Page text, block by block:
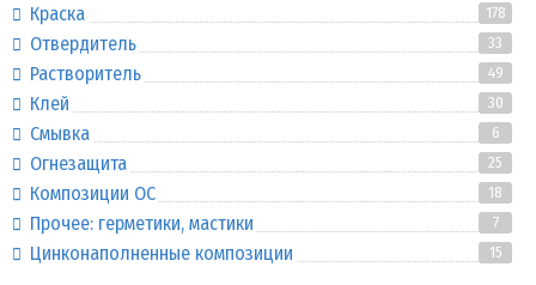
Краска 178
Отвердитель 33
Растворитель 49
Клей 30
Смывка 6
Огнезащита 25
Композиции ОС 18
Прочее: герметики, мастики 7
Цинконаполненные композиции 15